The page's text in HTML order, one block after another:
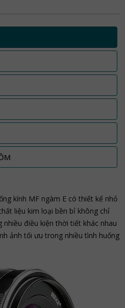
kính MF ngàm E có thiết kế nhỏ
liệu kim loại bền bỉ không chỉ
điều kiện thời tiết khác nhau
ảnh tối ưu trong nhiều tình huống